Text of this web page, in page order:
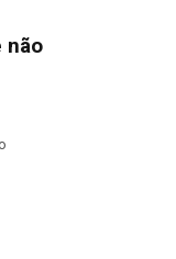
não